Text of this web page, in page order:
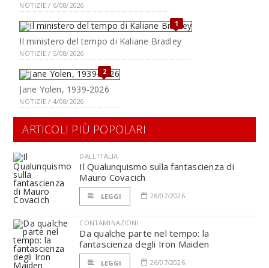
NOTIZIE / 6/08/2026
1
Il ministero del tempo di Kaliane Bradley
NOTIZIE / 5/08/2026
2
Jane Yolen, 1939-2026
NOTIZIE / 4/08/2026
ARTICOLI PIÙ POPOLARI
DALL'ITALIA
Il Qualunquismo sulla fantascienza di
Mauro Covacich
LEGGI 26/07/2026
CONTAMINAZIONI
Da qualche parte nel tempo: la
fantascienza degli Iron Maiden
LEGGI 26/07/2026